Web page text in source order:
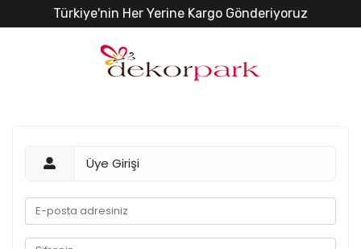
Türkiye'nin Her Yerine Kargo Gönderiyoruz
Üye Girişi